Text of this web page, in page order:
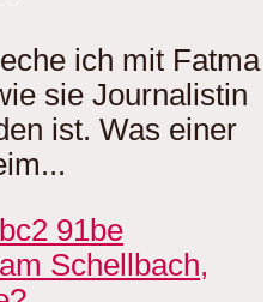
ich mit Fatma
sie Journalistin
ist. Was einer